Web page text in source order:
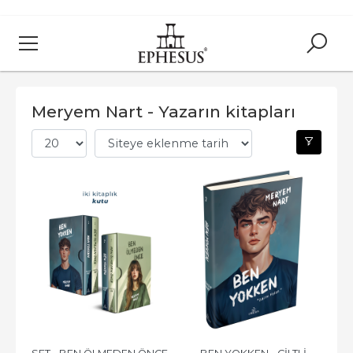
Meryem Nart - Yazarın kitapları